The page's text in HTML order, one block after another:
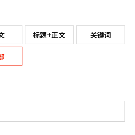
标题+正文 关键词